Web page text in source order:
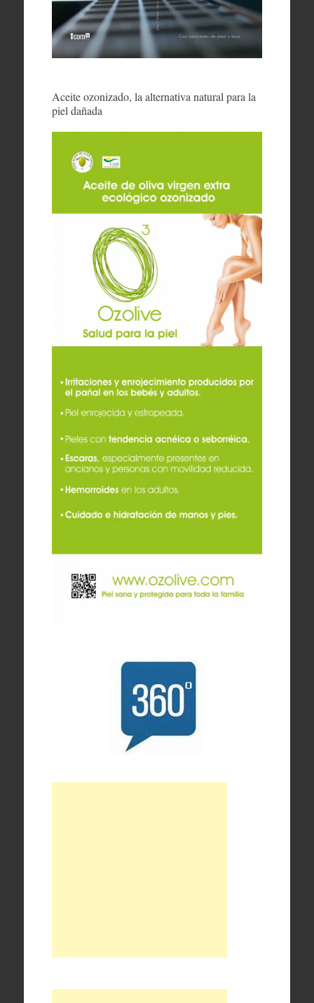
Aceite ozonizado, la alternativa natural para la
piel dañada